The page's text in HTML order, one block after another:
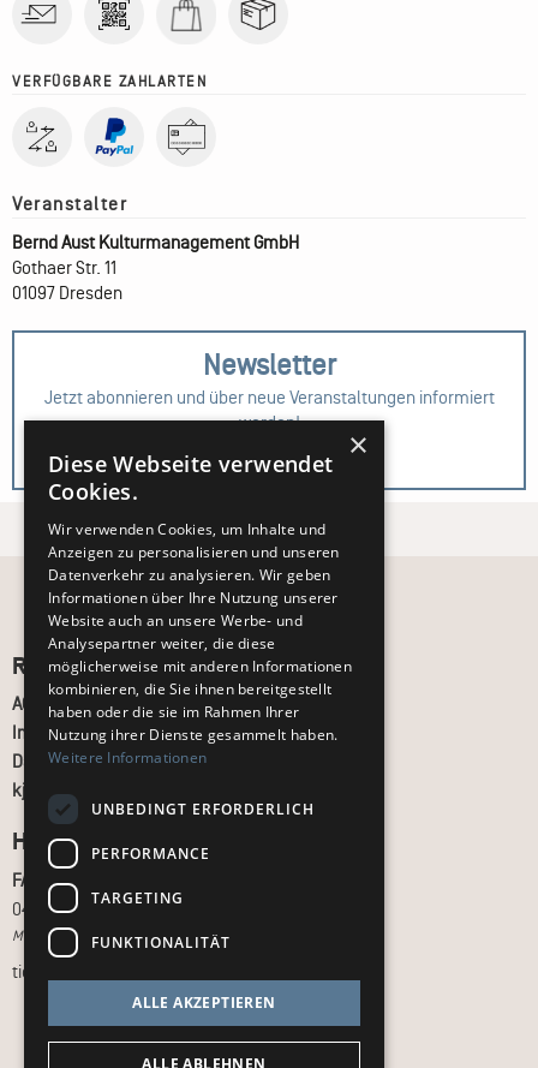
VERFÜGBARE ZAHLARTEN
Bernd Aust Kulturmanagement GmbH
Gothaer Str. 11
01097 Dresden
Newsletter
Jetzt abonnieren und über neue Veranstaltungen informiert
werden!
Zur Anmeldung
Recht und Ordnung
AGB
Impressum
Datenschutz
kj.de
Hilfe & Support
FAQ
040 - 413 22 60
Montag bis Freitag, 10:00 bis 18:00 Uhr
tickets@kj.de
×
Diese Webseite verwendet
Cookies.
Wir verwenden Cookies, um Inhalte und
Anzeigen zu personalisieren und unseren
Datenverkehr zu analysieren. Wir geben
Informationen über Ihre Nutzung unserer
Website auch an unsere Werbe- und
Analysepartner weiter, die diese
möglicherweise mit anderen Informationen
kombinieren, die Sie ihnen bereitgestellt
haben oder die sie im Rahmen Ihrer
Nutzung ihrer Dienste gesammelt haben.
Weitere Informationen
UNBEDINGT ERFORDERLICH
PERFORMANCE
TARGETING
FUNKTIONALITÄT
ALLE AKZEPTIEREN
ALLE ABLEHNEN